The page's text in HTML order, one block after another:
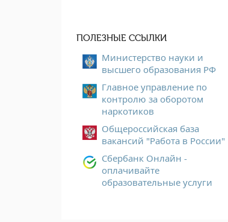
ПОЛЕЗНЫЕ ССЫЛКИ
Министерство науки и
высшего образования РФ
Главное управление по
контролю за оборотом
наркотиков
Общероссийская база
вакансий "Работа в России"
Сбербанк Онлайн -
оплачивайте
образовательные услуги